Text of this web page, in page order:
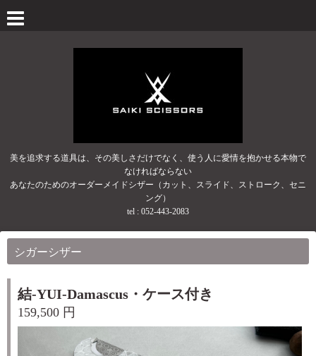
美を追求する道具は、その美しさだけでなく、使う人に愛情を抱かせる本物で
なければならない
あなたのためのオーダーメイドシザー（カット、スライド、ストローク、セニ
ング）
tel : 052-443-2083
シガーシザー
結-YUI-Damascus・ケース付き
159,500 円